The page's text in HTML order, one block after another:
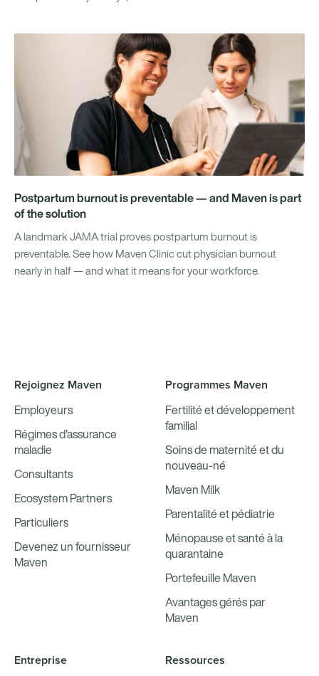
Postpartum burnout is preventable — and Maven is part
of the solution
A landmark JAMA trial proves postpartum burnout is
preventable. See how Maven Clinic cut physician burnout
nearly in half — and what it means for your workforce.
Rejoignez Maven
Employeurs
Régimes d'assurance
maladie
Consultants
Ecosystem Partners
Particuliers
Devenez un fournisseur
Maven
Programmes Maven
Fertilité et développement
familial
Soins de maternité et du
nouveau-né
Maven Milk
Parentalité et pédiatrie
Ménopause et santé à la
quarantaine
Portefeuille Maven
Avantages gérés par
Maven
Entreprise Ressources